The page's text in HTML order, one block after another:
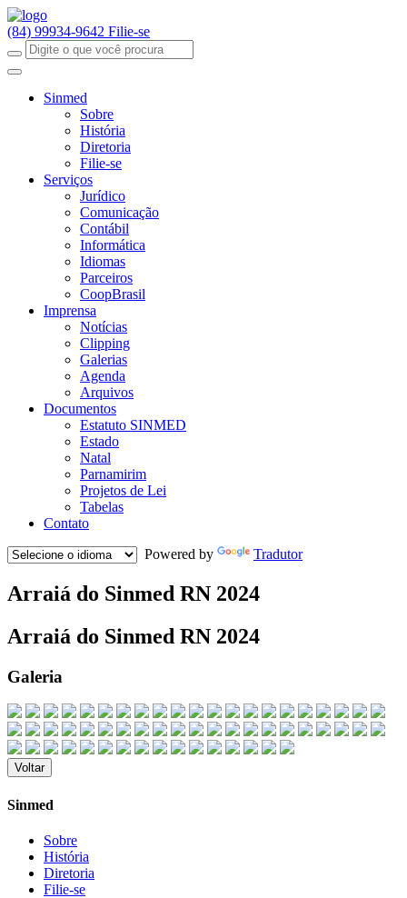
(84) 99934-9642 Filie-se
Sinmed
Sobre
História
Diretoria
Filie-se
Serviços
Jurídico
Comunicação
Contábil
Informática
Idiomas
Parceiros
CoopBrasil
Imprensa
Notícias
Clipping
Galerias
Agenda
Arquivos
Documentos
Estatuto SINMED
Estado
Natal
Parnamirim
Projetos de Lei
Tabelas
Contato
Powered by
Tradutor
Arraiá do Sinmed RN 2024
Arraiá do Sinmed RN 2024
Galeria
Voltar
Sinmed
Sobre
História
Diretoria
Filie-se